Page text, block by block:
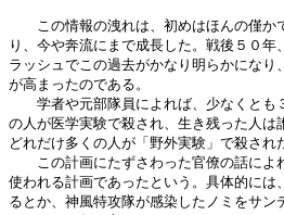
この情報の洩れは、初めはほんの僅か
り、今や奔流にまで成長した。戦後５０
ラッシュでこの過去がかなり明らかにな
が高まったのである。
学者や元部隊員によれば、少なくとも
の人が医学実験で殺され、生き残った人
どれだけ多くの人が「野外実験」で殺され
この計画にたずさわった官僚の話によ
使われる計画であったという。具体的に
るとか、神風特攻隊が感染したノミをサ